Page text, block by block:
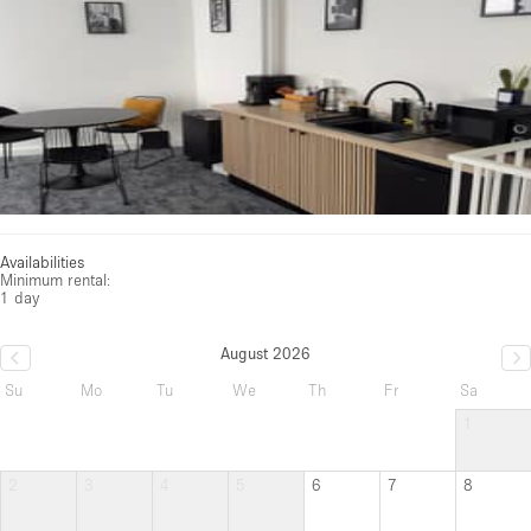
Availabilities
Minimum rental:
1 day
August 2026
Su
Mo Tu We Th Fr
Sa
6 7 8